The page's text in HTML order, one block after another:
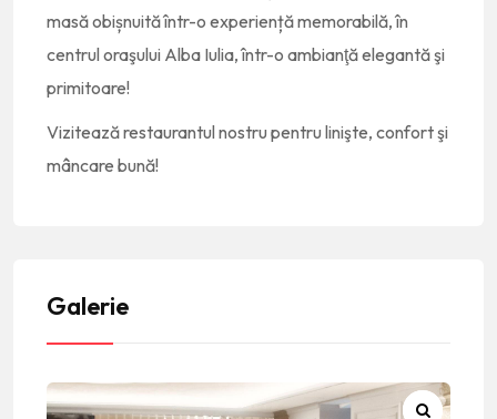
masă obișnuită într-o experiență memorabilă, în
centrul oraşului Alba Iulia, într-o ambianţă elegantă şi
primitoare!
Vizitează restaurantul nostru pentru linişte, confort şi
mâncare bună!
Galerie